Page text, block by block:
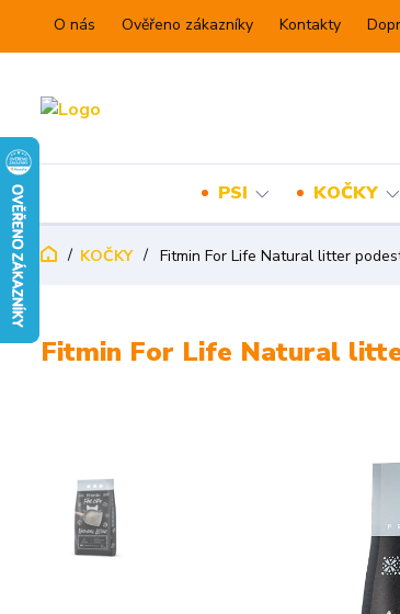
O nás Ověřeno zákazníky Kontakty
PSI KOČKY
KOČKY Fitmin For Life Natural litter
Fitmin For Life Natural